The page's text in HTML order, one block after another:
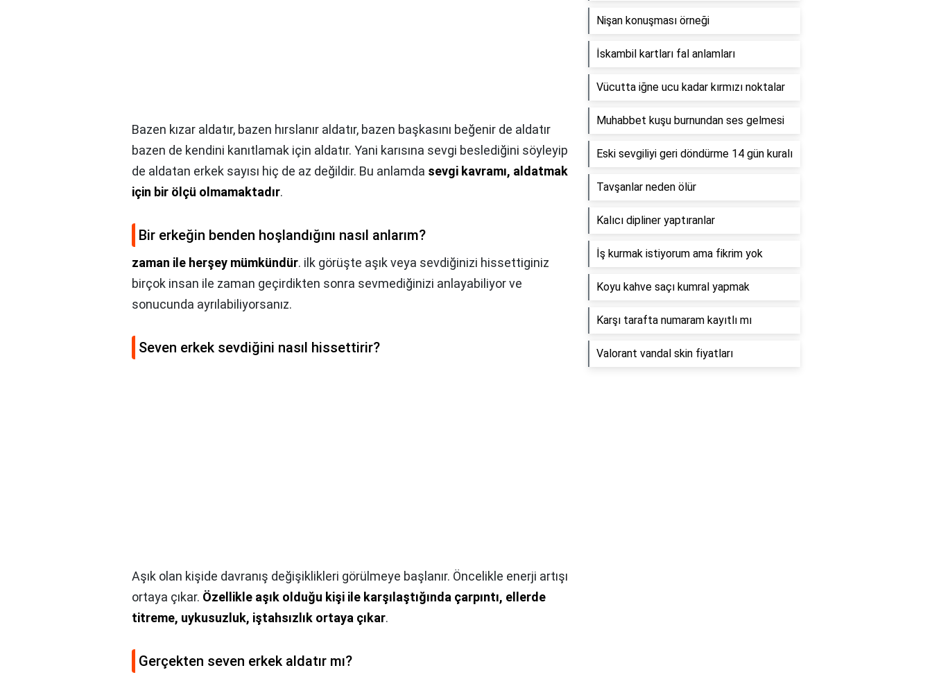
Bazen kızar aldatır, bazen hırslanır aldatır, bazen başkasını beğenir de aldatır
bazen de kendini kanıtlamak için aldatır. Yani karısına sevgi beslediğini söyleyip
de aldatan erkek sayısı hiç de az değildir. Bu anlamda sevgi kavramı, aldatmak
için bir ölçü olmamaktadır.
Bir erkeğin benden hoşlandığını nasıl anlarım?
zaman ile herşey mümkündür. ilk görüşte aşık veya sevdiğinizi hissettiginiz
birçok insan ile zaman geçirdikten sonra sevmediğinizi anlayabiliyor ve
sonucunda ayrılabiliyorsanız.
Seven erkek sevdiğini nasıl hissettirir?
Aşık olan kişide davranış değişiklikleri görülmeye başlanır. Öncelikle enerji artışı
ortaya çıkar. Özellikle aşık olduğu kişi ile karşılaştığında çarpıntı, ellerde
titreme, uykusuzluk, iştahsızlık ortaya çıkar.
Gerçekten seven erkek aldatır mı?
Nişan konuşması örneği
İskambil kartları fal anlamları
Vücutta iğne ucu kadar kırmızı noktalar
Muhabbet kuşu burnundan ses gelmesi
Eski sevgiliyi geri döndürme 14 gün kuralı
Tavşanlar neden ölür
Kalıcı dipliner yaptıranlar
İş kurmak istiyorum ama fikrim yok
Koyu kahve saçı kumral yapmak
Karşı tarafta numaram kayıtlı mı
Valorant vandal skin fiyatları